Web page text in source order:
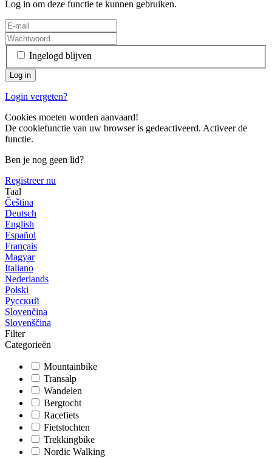
Log in om deze functie te kunnen gebruiken.
Ingelogd blijven
Login vergeten?
Cookies moeten worden aanvaard!
De cookiefunctie van uw browser is gedeactiveerd. Activeer de
functie.
Ben je nog geen lid?
Registreer nu
Taal
Čeština
Deutsch
English
Español
Français
Magyar
Italiano
Nederlands
Polski
Русский
Slovenčina
Slovenščina
Filter
Categorieën
Mountainbike
Transalp
Wandelen
Bergtocht
Racefiets
Fietstochten
Trekkingbike
Nordic Walking